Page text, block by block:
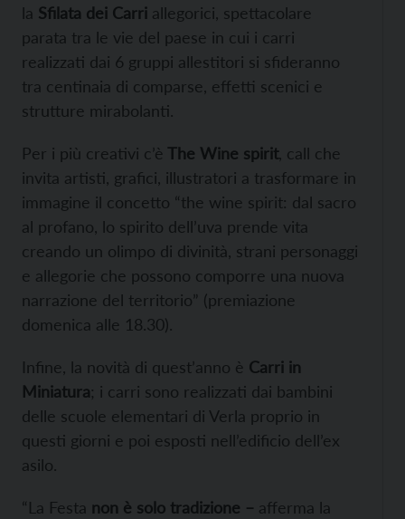
la Sfilata dei Carri allegorici, spettacolare
parata tra le vie del paese in cui i carri
realizzati dai 6 gruppi allestitori si sfideranno
tra centinaia di comparse, effetti scenici e
strutture mirabolanti.
Per i più creativi c’è The Wine spirit, call che
invita artisti, grafici, illustratori a trasformare in
immagine il concetto “the wine spirit: dal sacro
al profano, lo spirito dell’uva prende vita
creando un olimpo di divinità, strani personaggi
e allegorie che possono comporre una nuova
narrazione del territorio” (premiazione
domenica alle 18.30).
Infine, la novità di quest’anno è Carri in
Miniatura; i carri sono realizzati dai bambini
delle scuole elementari di Verla proprio in
questi giorni e poi esposti nell’edificio dell’ex
asilo.
“La Festa non è solo tradizione – afferma la